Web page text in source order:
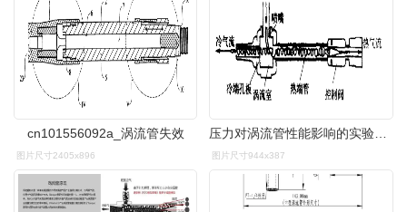
cn101556092a_涡流管失效
图片尺寸2405x896 图片尺寸944x387